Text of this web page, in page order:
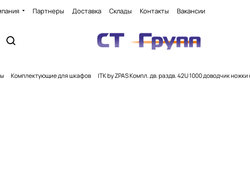
Партнеры Доставка Склады Контакты Вакансии
Комплектующие для шкафов ITK by ZPAS Компл. дв. раздв. 42U 1000 доводчик